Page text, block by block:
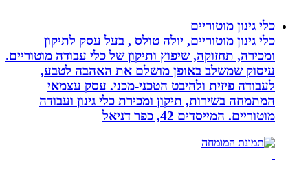
כלי גינון מוטוריים
כלי גינון מוטוריים, יולה טולס , בעל עסק לתיקון
ומכירה, תחזוקה, שיפוץ ותיקון של כלי עבודה מוטוריים.
עיסוק שמשלב באופן מושלם את האהבה לטבע,
לעבודה פיזית ולהיבט הטכני-מכני. עסק עצמאי
המתמחה בשירות, תיקון ומכירת כלי גינון ועבודה
מוטוריים. המייסדים 42, כפר דניאל